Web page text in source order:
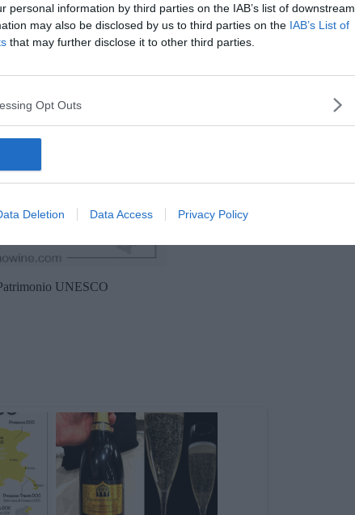
personal information by third parties on the IAB’s list of downstream
may also be disclosed by us to third parties on the IAB’s List of
that may further disclose it to other third parties.
Opt Outs
Deletion Data Access Privacy Policy
UNESCO